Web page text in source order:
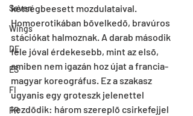
Seven
Wings
DE
ES
FI
FR
kétségbeesett mozdulataival.
Homoerotikában bõvelkedõ, bravúros
stációkat halmoznak. A darab második
fele jóval érdekesebb, mint az elsõ,
amiben nem igazán hoz újat a francia-
magyar koreográfus. Ez a szakasz
ugyanis egy groteszk jelenettel
kezdõdik: három szereplõ csirkefejjel